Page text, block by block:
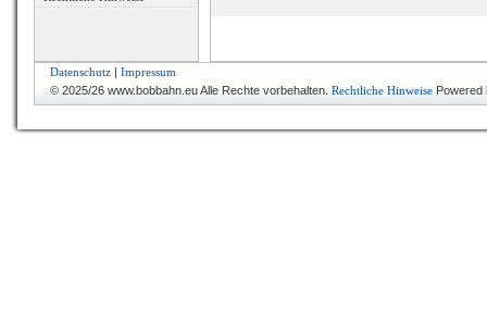
Datenschutz | Impressum
© 2025/26 www.bobbahn.eu Alle Rechte vorbehalten. Rechtliche Hinweise Powered